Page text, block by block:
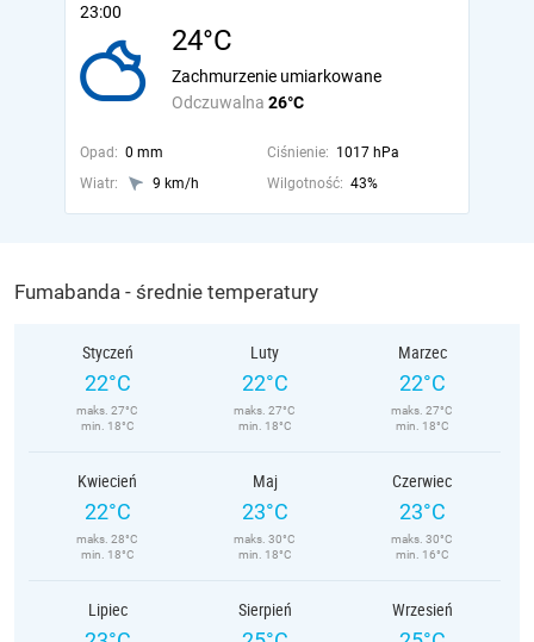
23:00
24°C
Odczuwalna 26°C
Zachmurzenie umiarkowane
Opad: 0 mm Ciśnienie: 1017 hPa
Wiatr:
9 km/h Wilgotność: 43%
Fumabanda - średnie temperatury
Styczeń
22°C
maks. 27°C
min. 18°C
Luty
22°C
maks. 27°C
min. 18°C
Marzec
22°C
maks. 27°C
min. 18°C
Kwiecień
22°C
maks. 28°C
min. 18°C
Maj
23°C
maks. 30°C
min. 18°C
Czerwiec
23°C
maks. 30°C
min. 16°C
Lipiec Sierpień Wrzesień